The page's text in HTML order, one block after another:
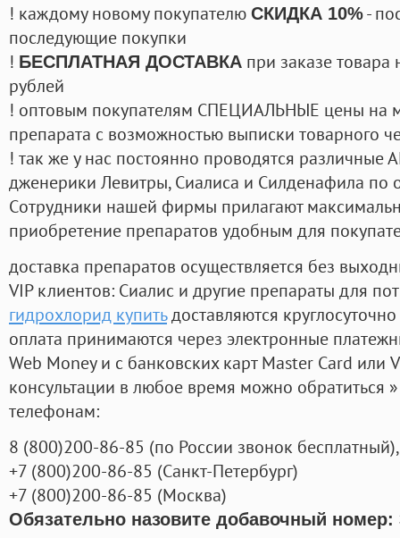
! каждому новому покупателю СКИДКА 10%-
последующие покупки
! БЕСПЛАТНАЯ ДОСТАВКА при заказе
рублей
! оптовым покупателям СПЕЦИАЛЬНЫЕ цены на
препарата с возможностью выписки товарного
! так же у нас постоянно проводятся
дженерики Левитры, Сиалиса и Силденафила по
Cотрудники нашей фирмы прилагают
приобретение препаратов удобным для
доставка препаратов осуществляется без
VIP клиентов: Сиалис и другие препараты для
гидрохлорид купитьдоставляются круглосуточно
оплата принимаются через электронные
Web Money и с банковских карт Master Card или
консультации в любое время можно обратиться
телефонам:
8 (800)200-86-85 (по России звонок бесплатный),
+7 (800)200-86-85 (Санкт-Петербург)
+7 (800)200-86-85 (Москва)
Обязательно назовите добавочный номер: